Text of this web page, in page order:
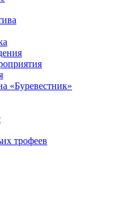
«Буревестник»
трофеев